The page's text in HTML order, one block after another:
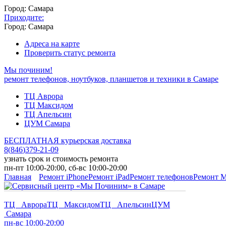
Город: Самара
Приходите:
Город: Самара
Адреса на карте
Проверить статус ремонта
Мы починим!
ремонт телефонов, ноутбуков, планшетов и техники в Самаре
ТЦ Аврора
ТЦ Максидом
ТЦ Апельсин
ЦУМ Самара
БЕСПЛАТНАЯ курьерская доставка
8(846)379-21-09
узнать срок и стоимость ремонта
пн-пт 10:00-20:00, сб-вс 10:00-20:00
Главная
Ремонт iPhoneРемонт iPadРемонт телефоновРемонт
ТЦ АврораТЦ МаксидомТЦ АпельсинЦУМ
Самара
пн-вс 10:00-20:00